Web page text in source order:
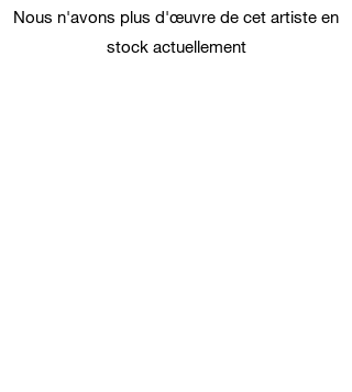
Nous n'avons plus d'œuvre de cet artiste en
stock actuellement